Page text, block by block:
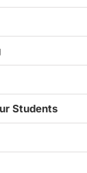
Students